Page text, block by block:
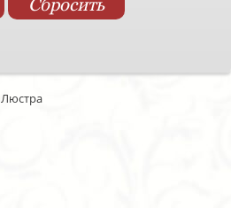
Люстра